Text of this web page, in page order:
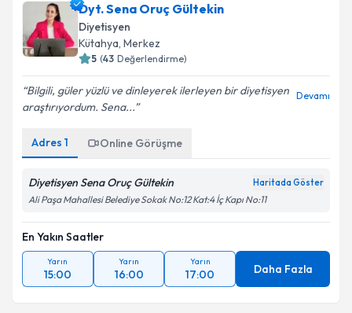
Dyt. Sena Oruç Gültekin
Diyetisyen
Kütahya, Merkez
5 (43 Değerlendirme)
Bilgili, güler yüzlü ve dinleyerek ilerleyen bir diyetisyen
araştırıyordum. Sena...
Devamı
Adres 1 Online Görüşme
Diyetisyen Sena Oruç Gültekin Haritada Göster
Ali Paşa Mahallesi Belediye Sokak No:12 Kat:4 İç Kapı No:11
En Yakın Saatler
Yarın
15:00
Yarın
16:00
Yarın
17:00 Daha Fazla